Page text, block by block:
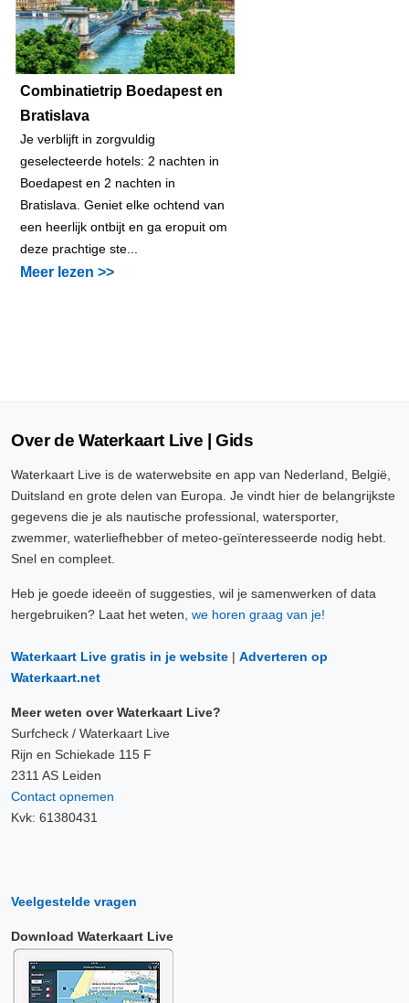
Combinatietrip Boedapest en
Bratislava
Je verblijft in zorgvuldig
geselecteerde hotels: 2 nachten in
Boedapest en 2 nachten in
Bratislava. Geniet elke ochtend van
een heerlijk ontbijt en ga eropuit om
deze prachtige ste...
Meer lezen >>
Over de Waterkaart Live | Gids
Waterkaart Live is de waterwebsite en app van Nederland, België,
Duitsland en grote delen van Europa. Je vindt hier de belangrijkste
gegevens die je als nautische professional, watersporter,
zwemmer, waterliefhebber of meteo-geïnteresseerde nodig hebt.
Snel en compleet.
Heb je goede ideeën of suggesties, wil je samenwerken of data
hergebruiken? Laat het weten, we horen graag van je!
Waterkaart Live gratis in je website | Adverteren op
Waterkaart.net
Meer weten over Waterkaart Live?
Surfcheck / Waterkaart Live
Rijn en Schiekade 115 F
2311 AS Leiden
Contact opnemen
Kvk: 61380431
Veelgestelde vragen
Download Waterkaart Live